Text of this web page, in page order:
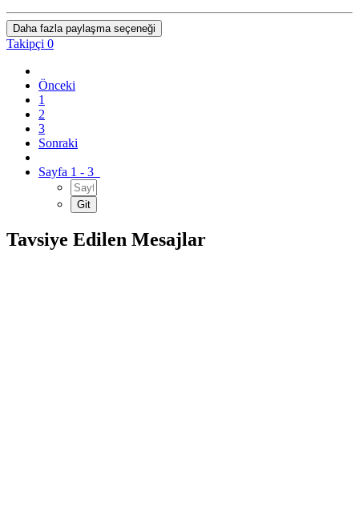
Daha fazla paylaşma seçeneği
Takipçi 0
Önceki
1
2
3
Sonraki
Sayfa 1 - 3
Tavsiye Edilen Mesajlar